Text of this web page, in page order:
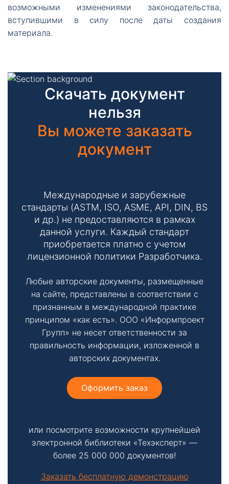
возможными изменениями законодательства,
вступившими в силу после даты создания
материала.
Скачать документ
нельзя
Вы можете заказать
документ
Международные и зарубежные
стандарты (ASTM, ISO, ASME, API, DIN, BS
и др.) не предоставляются в рамках
данной услуги. Каждый стандарт
приобретается платно с учетом
лицензионной политики Разработчика.
Любые авторские документы, размещенные
на сайте, представлены в соответствии с
признанным в международной практике
принципом «как есть». ООО «Информпроект
Групп» не несет ответственности за
правильность информации, изложенной в
авторских документах.
Оформить заказ
или посмотрите возможности крупнейшей
электронной библиотеки «Техэксперт» —
более 25 000 000 документов!
Заказать бесплатную демонстрацию